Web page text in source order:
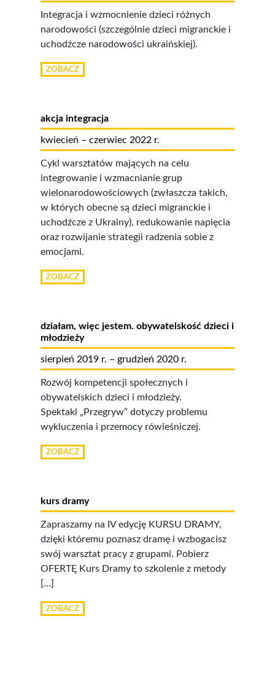
Integracja i wzmocnienie dzieci różnych
narodowości (szczególnie dzieci migranckie i
uchodźcze narodowości ukraińskiej).
ZOBACZ
akcja integracja
kwiecień – czerwiec 2022 r.
Cykl warsztatów mających na celu
integrowanie i wzmacnianie grup
wielonarodowościowych (zwłaszcza takich,
w których obecne są dzieci migranckie i
uchodźcze z Ukrainy), redukowanie napięcia
oraz rozwijanie strategii radzenia sobie z
emocjami.
ZOBACZ
działam, więc jestem. obywatelskość dzieci i
młodzieży
sierpień 2019 r. – grudzień 2020 r.
Rozwój kompetencji społecznych i
obywatelskich dzieci i młodzieży.
Spektakl „Przegryw” dotyczy problemu
wykluczenia i przemocy rówieśniczej.
ZOBACZ
kurs dramy
Zapraszamy na IV edycję KURSU DRAMY,
dzięki któremu poznasz dramę i wzbogacisz
swój warsztat pracy z grupami. Pobierz
OFERTĘ Kurs Dramy to szkolenie z metody
[…]
ZOBACZ